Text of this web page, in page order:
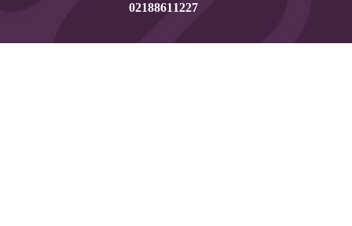
02188611227